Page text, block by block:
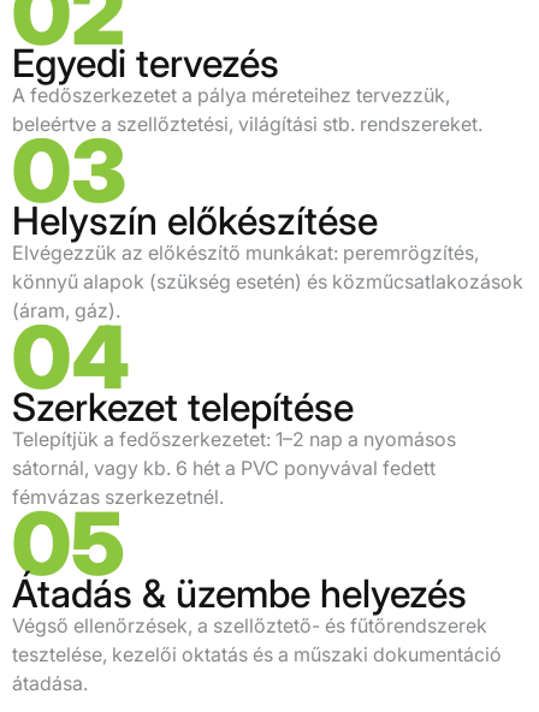
Egyedi tervezés
A fedőszerkezetet a pálya méreteihez tervezzük,
beleértve a szellőztetési, világítási stb. rendszereket.
03
Helyszín előkészítése
Elvégezzük az előkészítő munkákat: peremrögzítés,
könnyű alapok (szükség esetén) és közműcsatlakozások
(áram, gáz).
04
Szerkezet telepítése
Telepítjük a fedőszerkezetet: 1–2 nap a nyomásos
sátornál, vagy kb. 6 hét a PVC ponyvával fedett
fémvázas szerkezetnél.
05
Átadás & üzembe helyezés
Végső ellenőrzések, a szellőztető- és fűtőrendszerek
tesztelése, kezelői oktatás és a műszaki dokumentáció
átadása.